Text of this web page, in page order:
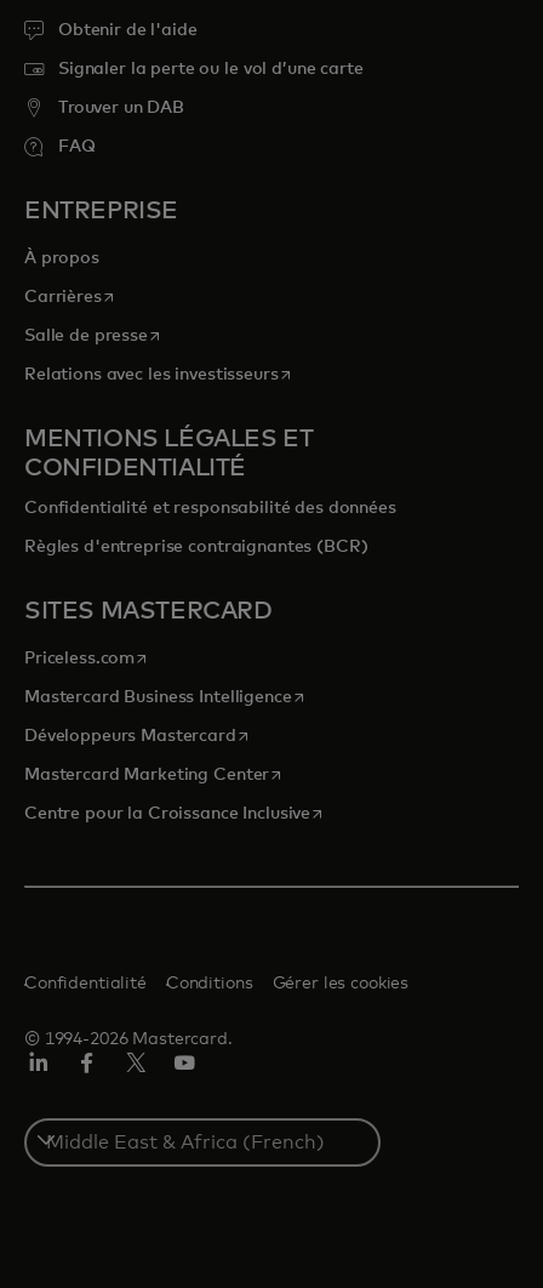
Obtenir de l'aide
Signaler la perte ou le vol d’une carte
Trouver un DAB
FAQ
ENTREPRISE
À propos
Carrièress’ouvre dans un nouvel onglet
Salle de presses’ouvre dans un nouvel onglet
Relations avec les investisseurss’ouvre dans un nouvel onglet
MENTIONS LÉGALES ET
CONFIDENTIALITÉ
Confidentialité et responsabilité des données
Règles d'entreprise contraignantes (BCR)
SITES MASTERCARD
Priceless.com s’ouvre dans un nouvel onglet
Mastercard Business Intelligences’ouvre dans un nouvel onglet
Développeurs Mastercards’ouvre dans un nouvel onglet
Mastercard Marketing Centers’ouvre dans un nouvel onglet
Centre pour la Croissance Inclusive s’ouvre dans un nouvel
© 1994-2026 Mastercard.
Confidentialité Conditions Gérer les cookies
Select
a
country